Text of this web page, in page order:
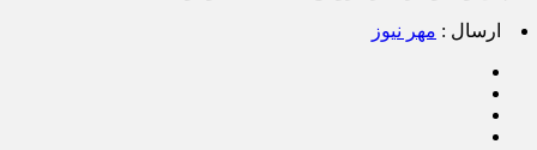
ارسال : مهر نیوز